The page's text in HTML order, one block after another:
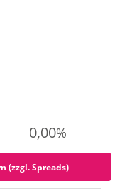
0,00%
(zzgl. Spreads)